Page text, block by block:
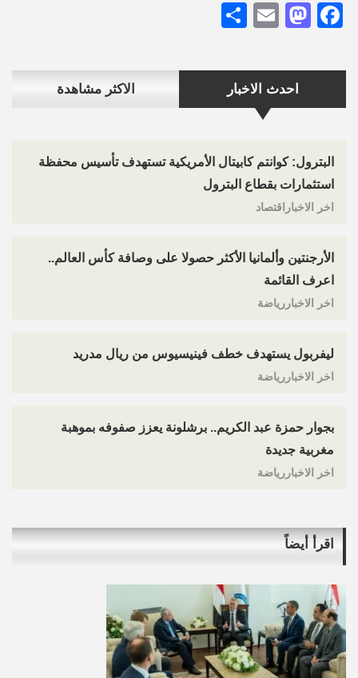
احدث الاخبار الاكثر مشاهدة
البترول: كوانتم كابيتال الأمريكية تستهدف تأسيس محفظة
استثمارات بقطاع البترول
اخر الاخباراقتصاد
الأرجنتين وألمانيا الأكثر حصولا على وصافة كأس العالم..
اعرف القائمة
اخر الاخباررياضة
ليفربول يستهدف خطف فينيسيوس من ريال مدريد
اخر الاخباررياضة
بجوار حمزة عبد الكريم.. برشلونة يعزز صفوفه بموهبة
مغربية جديدة
اخر الاخباررياضة
Facebook
Mastodon
Email
اقرأ أيضاً